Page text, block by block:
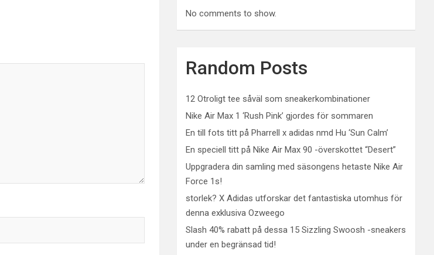
No comments to show.
Random Posts
12 Otroligt tee såväl som sneakerkombinationer
Nike Air Max 1 ‘Rush Pink’ gjordes för sommaren
En till fots titt på Pharrell x adidas nmd Hu ‘Sun Calm’
En speciell titt på Nike Air Max 90 -överskottet “Desert”
Uppgradera din samling med säsongens hetaste Nike Air
Force 1s!
storlek? X Adidas utforskar det fantastiska utomhus för
denna exklusiva Ozweego
Slash 40% rabatt på dessa 15 Sizzling Swoosh -sneakers
under en begränsad tid!